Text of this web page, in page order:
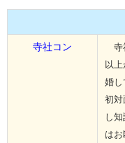
寺社コン
寺
以
婚し
初対
し
はお